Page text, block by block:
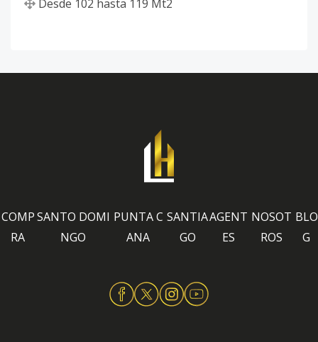
Desde 102 hasta 119 Mt2
COMP
RA
SANTO DOMI
NGO
PUNTA C
ANA
SANTIA
GO
AGENT
ES
NOSOT
ROS
BLO
G